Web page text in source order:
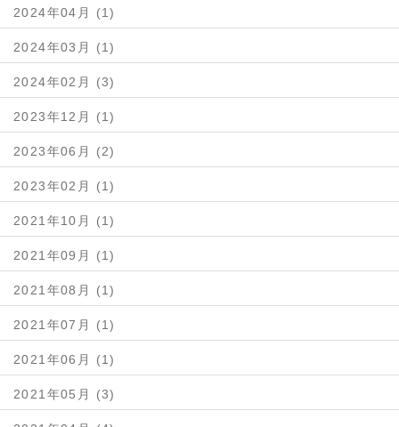
2024年04月 (1)
2024年03月 (1)
2024年02月 (3)
2023年12月 (1)
2023年06月 (2)
2023年02月 (1)
2021年10月 (1)
2021年09月 (1)
2021年08月 (1)
2021年07月 (1)
2021年06月 (1)
2021年05月 (3)